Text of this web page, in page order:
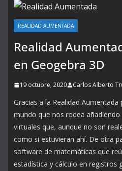
REALIDAD AUMENTADA
Realidad
en Geogebra 3D
19 octubre, 2020 Carlos Alberto
Gracias a la Realidad
mundo que nos rodea
virtuales que, aunque no son
como si estuvieran ahí. De otra
software de matemáticas que
estadística y cálculo en registros